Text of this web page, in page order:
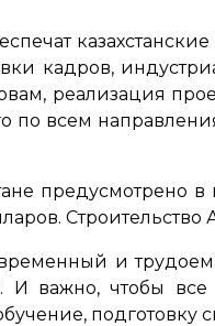
кадров,
реализация
по всем
предусмотрено
и
важно, чтобы
подготовку